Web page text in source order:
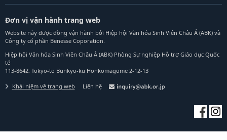
Đơn vị vận hành trang web
Website này được đồng vận hành bởi Hiệp hội Văn hóa Sinh Viên Châu Á (ABK) và
Công ty cổ phần Benesse Coporation.
Hiệp hội Văn hóa Sinh Viên Châu Á (ABK) Phòng Sự nghiệp Hỗ trợ Giáo dục Quốc
tế
113-8642, Tokyo-to Bunkyo-ku Honkomagome 2-12-13
Khái niệm về trang web Liên hệ